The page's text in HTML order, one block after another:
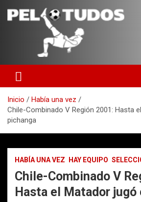
Inicio
Había una vez
Chile-Combinado V Región 2001: Hasta
pichanga
HABÍA UNA VEZ HAY EQUIPO
Chile-Combinado V
Hasta el Matador jugó